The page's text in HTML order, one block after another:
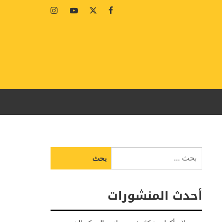
Facebook
Twitter
Youtube
Instagram
عن:
أحدث المنشورات